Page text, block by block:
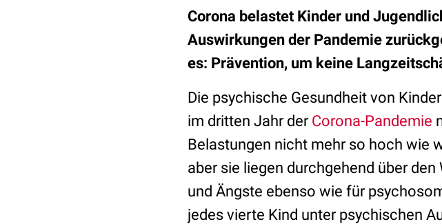
Corona belastet Kinder und
Auswirkungen der Pandemie
es: Prävention, um keine
Die psychische Gesundheit von
im dritten Jahr derCorona-Pandemie
Belastungen nicht mehr so hoch wie
aber sie liegen durchgehend über
und Ängste ebenso wie für
jedes vierte Kind unter psychischen